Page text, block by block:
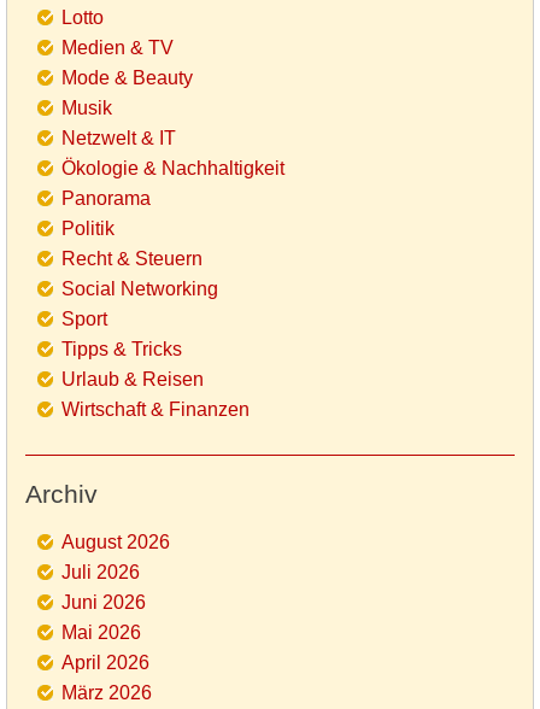
Lotto
Medien & TV
Mode & Beauty
Musik
Netzwelt & IT
Ökologie & Nachhaltigkeit
Panorama
Politik
Recht & Steuern
Social Networking
Sport
Tipps & Tricks
Urlaub & Reisen
Wirtschaft & Finanzen
Archiv
August 2026
Juli 2026
Juni 2026
Mai 2026
April 2026
März 2026